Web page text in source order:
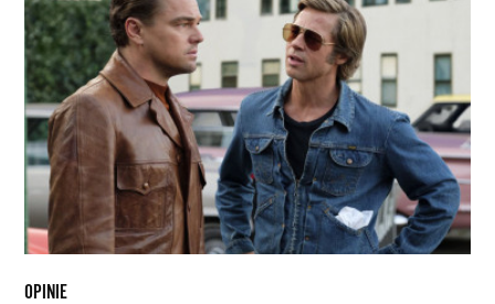
zadebiutował
w
roli
pisarza.
10
powodów,
dla
których
warto
przeczytać
„Pewnego
OPINIE